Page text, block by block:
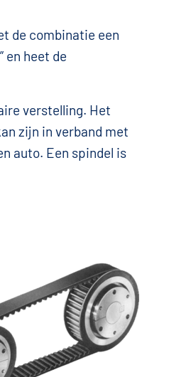
de combinatie een
en heet de
verstelling. Het
zijn in verband met
auto. Een spindel is